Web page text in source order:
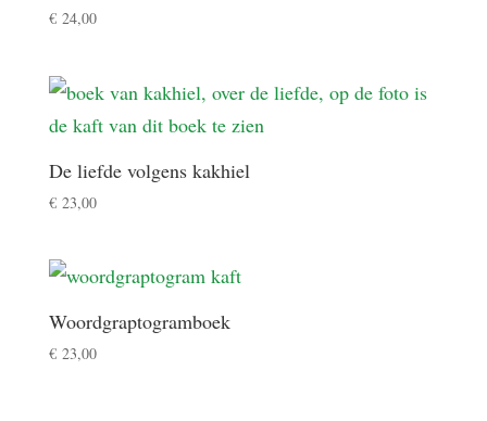
€24,00
De liefde volgens kakhiel
€23,00
Woordgraptogramboek
€23,00